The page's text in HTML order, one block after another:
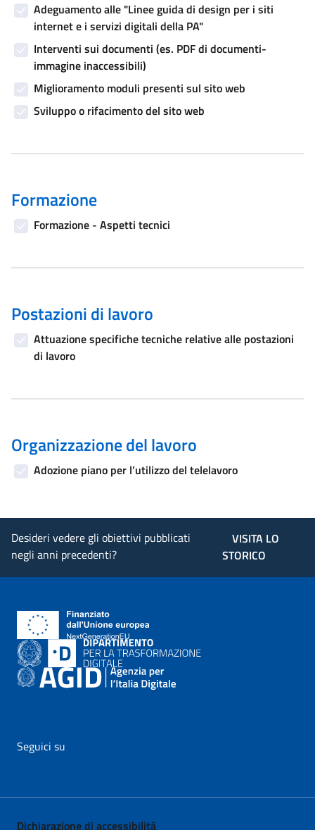
Adeguamento alle "Linee guida di design per i siti
internet e i servizi digitali della PA"
Interventi sui documenti (es. PDF di documenti-
immagine inaccessibili)
Miglioramento moduli presenti sul sito web
Sviluppo o rifacimento del sito web
Formazione
Formazione - Aspetti tecnici
Postazioni di lavoro
Attuazione specifiche tecniche relative alle postazioni
di lavoro
Organizzazione del lavoro
Adozione piano per l’utilizzo del telelavoro
Desideri vedere gli obiettivi pubblicati
negli anni precedenti?
VISITA LO
STORICO
Seguici su
Dichiarazione di accessibilità